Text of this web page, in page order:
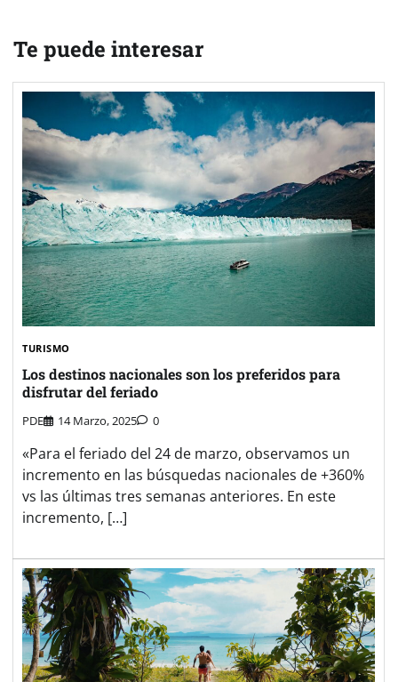
Te puede interesar
TURISMO
Los destinos nacionales son los preferidos para
disfrutar del feriado
PDE 14 Marzo, 2025 0
«Para el feriado del 24 de marzo, observamos un
incremento en las búsquedas nacionales de +360%
vs las últimas tres semanas anteriores. En este
incremento, […]